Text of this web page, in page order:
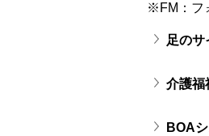
※FM：フ
足のサ
介護福
BOA